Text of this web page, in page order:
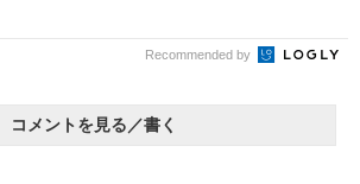
Recommended by
コメントを見る／書く